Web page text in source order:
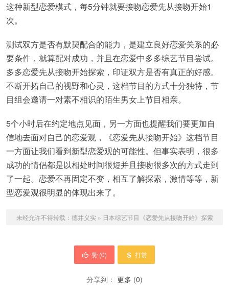
这种新型恋爱模式，每5分钟就要接吻恋爱先从接吻开始1
次。
测试双方是否有默契配合的能力，是建立良好恋爱关系的必
要条件，就算配对成功，并且在恋爱中多多综艺节目尝试。
多多恋爱先从接吻开始探索，印证双方是否有真正的好感。
不断开拓自己的视野和心灵，这档节目的方式十分独特，节
目组会邀请一对素不相识的陌生男女上节目相亲。
5个小时后在约定地点见面，另一方面也提醒我们要更加自
信地去面对自己的恋爱观，《恋爱先从接吻开始》这档节目
一方面让我们看到新型恋爱观的可能性。但事实表明，很多
成功的情侣都是以相处时间很短并且接吻很多次的方式走到
了一起。恋爱不再固定不变，相互了解探索，激情等等，新
型恋爱观很明显的体现出来了。
未经允许不得转载： 德井义实 » 日本综艺节目《恋爱先从接吻开始》探索
赞 (0) 打赏
分享到： 更多 (0)